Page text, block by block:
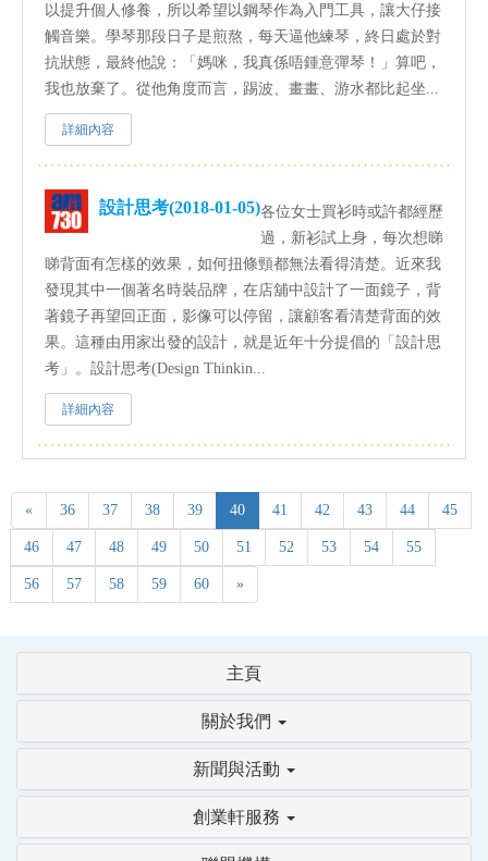
以提升個人修養，所以希望以鋼琴作為入門工具，讓大仔接
觸音樂。學琴那段日子是煎熬，每天逼他練琴，終日處於對
抗狀態，最終他說：「媽咪，我真係唔鍾意彈琴！」算吧，
我也放棄了。從他角度而言，踢波、畫畫、游水都比起坐...
詳細內容
設計思考(2018-01-05)各位女士買衫時或許都經歷
過，新衫試上身，每次想睇
睇背面有怎樣的效果，如何扭條頸都無法看得清楚。近來我
發現其中一個著名時裝品牌，在店舖中設計了一面鏡子，背
著鏡子再望回正面，影像可以停留，讓顧客看清楚背面的效
果。這種由用家出發的設計，就是近年十分提倡的「設計思
考」。設計思考(Design Thinkin...
詳細內容
« 36 37 38 39 40 41 42 43 44 45
46 47 48 49 50 51 52 53 54 55
56 57 58 59 60 »
主頁
關於我們
新聞與活動
創業軒服務